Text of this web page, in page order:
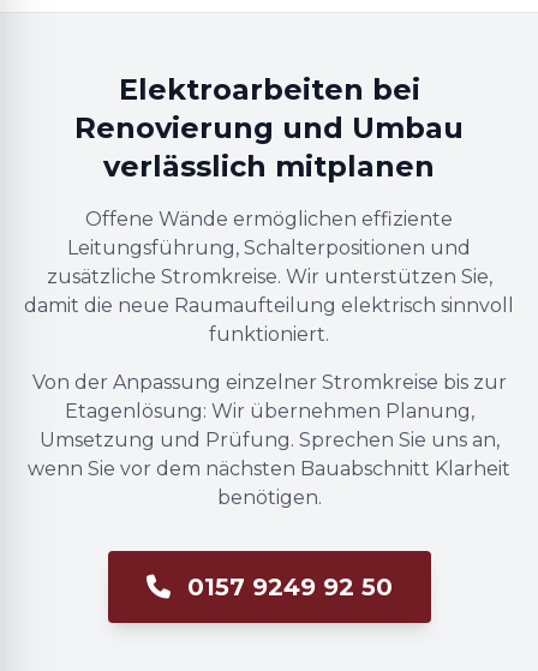
Elektroarbeiten bei
Renovierung und Umbau
verlässlich mitplanen
Offene Wände ermöglichen effiziente
Leitungsführung, Schalterpositionen und
zusätzliche Stromkreise. Wir unterstützen Sie,
damit die neue Raumaufteilung elektrisch sinnvoll
funktioniert.
Von der Anpassung einzelner Stromkreise bis zur
Etagenlösung: Wir übernehmen Planung,
Umsetzung und Prüfung. Sprechen Sie uns an,
wenn Sie vor dem nächsten Bauabschnitt Klarheit
benötigen.
0157 9249 92 50